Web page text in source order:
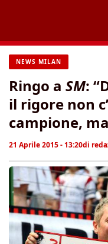
contenuto
NEWS MILAN
Ringo a SM:
il rigore non
campione,
21 Aprile 2015 - 13:20di